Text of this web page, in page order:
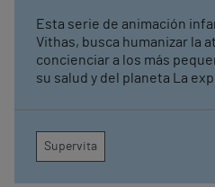
Esta serie de animación
Vithas, busca humanizar la
concienciar a los más
su salud y del planeta La exposición excesiva a las
director de la serie es Paco
mejor cortometraje de
Supervita